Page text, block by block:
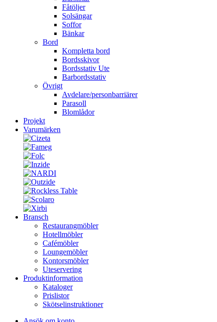
Fåtöljer
Solsängar
Soffor
Bänkar
Bord
Kompletta bord
Bordsskivor
Bordsstativ Ute
Barbordsstativ
Övrigt
Avdelare/personbarriärer
Parasoll
Blomlådor
Projekt
Varumärken
Bransch
Restaurangmöbler
Hotellmöbler
Cafémöbler
Loungemöbler
Kontorsmöbler
Uteservering
Produktinformation
Kataloger
Prislistor
Skötselinstruktioner